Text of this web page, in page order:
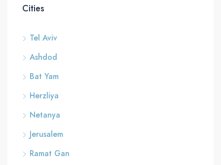
Cities
Tel Aviv
Ashdod
Bat Yam
Herzliya
Netanya
Jerusalem
Ramat Gan